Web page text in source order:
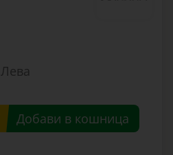
Лева
Добави в кошница